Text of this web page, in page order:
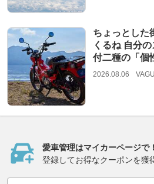
ちょっとした
くるね 自分
付二種の「個
2026.08.06
愛車管理はマイカーページで！
登録してお得なクーポンを獲